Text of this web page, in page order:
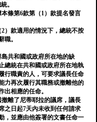
。
本條第6款第（1）款提名發言
2）款適用的情況下，總統不按
職。
島共和國或政府所在地的缺
總統在共和國或政府所在地執
行職責的人，可要求議長任命
力再次履行其職務或撤離他的
出相應的任命。
撤離了尼蒂耶拉的議席，議長
之日起7天內未收到任何請求
，並應由他簽署的文書任命一